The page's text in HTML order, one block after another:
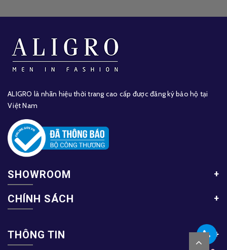
ALIGRO là nhãn hiệu thời trang cao cấp được đăng ký bảo hộ tại
Việt Nam
SHOWROOM
CHÍNH SÁCH
THÔNG TIN